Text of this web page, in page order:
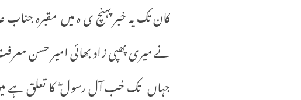
کان تک یہ خبر پہنچ ی ہ میں مقبرہ
نے میری پھپی زاد بھائی امیر حسن
جہاں تک حُب آل رسول ۖ کا تعلق ہے